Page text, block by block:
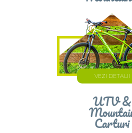
VEZI DETALII
UTV &
Carturi